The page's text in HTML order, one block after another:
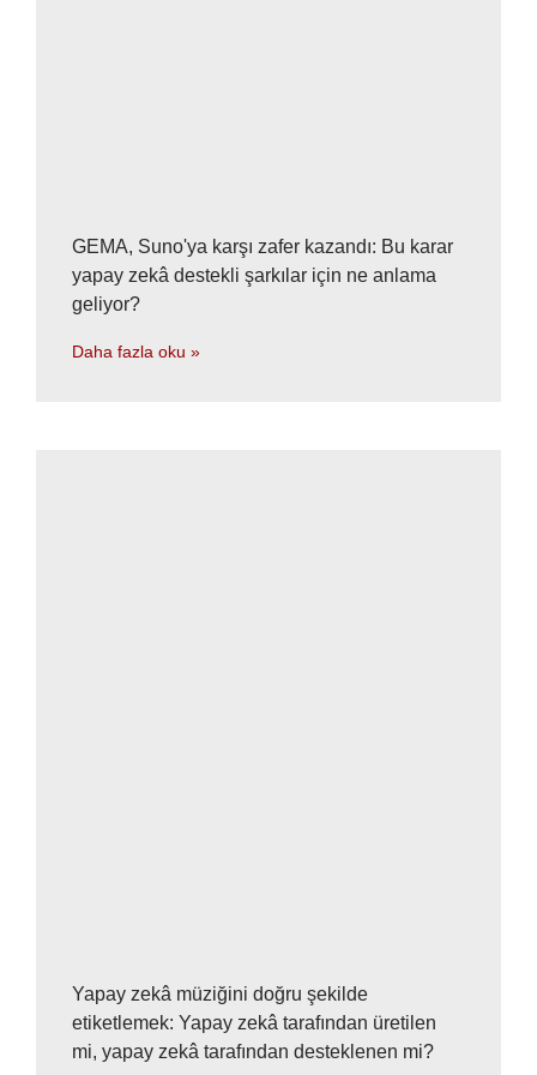
GEMA, Suno'ya karşı zafer kazandı: Bu karar
yapay zekâ destekli şarkılar için ne anlama
geliyor?
Daha fazla oku »
Yapay zekâ müziğini doğru şekilde
etiketlemek: Yapay zekâ tarafından üretilen
mi, yapay zekâ tarafından desteklenen mi?